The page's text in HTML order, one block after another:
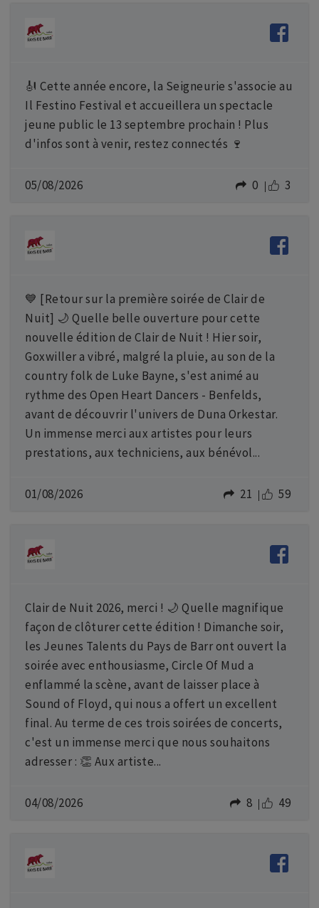
🎻 Cette année encore, la Seigneurie s'associe au
Il Festino Festival et accueillera un spectacle
jeune public le 13 septembre prochain ! Plus
d'infos sont à venir, restez connectés 🍷
05/08/2026 3
0
💙 [Retour sur la première soirée de Clair de
Nuit] 🌙 Quelle belle ouverture pour cette
nouvelle édition de Clair de Nuit ! Hier soir,
Goxwiller a vibré, malgré la pluie, au son de la
country folk de Luke Bayne, s'est animé au
rythme des Open Heart Dancers - Benfelds,
avant de découvrir l'univers de Duna Orkestar.
Un immense merci aux artistes pour leurs
prestations, aux techniciens, aux bénévol...
01/08/2026 59
21
Clair de Nuit 2026, merci ! 🌙 Quelle magnifique
façon de clôturer cette édition ! Dimanche soir,
les Jeunes Talents du Pays de Barr ont ouvert la
soirée avec enthousiasme, Circle Of Mud a
enflammé la scène, avant de laisser place à
Sound of Floyd, qui nous a offert un excellent
final. Au terme de ces trois soirées de concerts,
c'est un immense merci que nous souhaitons
adresser : 👏 Aux artiste...
04/08/2026 49
8